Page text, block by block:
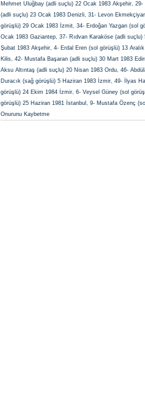
Mehmet Uluğbay (adli suçlu) 22 Ocak 1983 Akşehir, 29-
(adli suçlu) 23 Ocak 1983 Denizli, 31- Levon
görüşlü) 29 Ocak 1983 İzmit, 34- Erdoğan Yazgan (sol
Ocak 1983 Gaziantep, 37- Rıdvan Karaköse (adli suçlu)
Şubat 1983 Akşehir, 4- Erdal Eren (sol görüşlü) 13
Kilis, 42- Mustafa Başaran (adli suçlu) 30 Mart 1983
Aksu Altıntaş (adli suçlu) 20 Nisan 1983 Ordu, 46-
Duracık (sağ görüşlü) 5 Haziran 1983 İzmir, 49- İlyas
görüşlü) 24 Ekim 1984 İzmir, 6- Veysel Güney (sol
görüşlü) 25 Haziran 1981 İstanbul , 9- Mustafa Özenç
Onurunu Kaybetme